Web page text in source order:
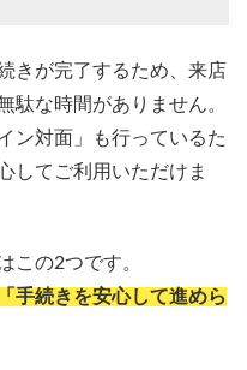
きが完了するため、来店
駄な時間がありません。
ン対面」も行っているた
してご利用いただけま
この2つです。
手続きを安心して進めら